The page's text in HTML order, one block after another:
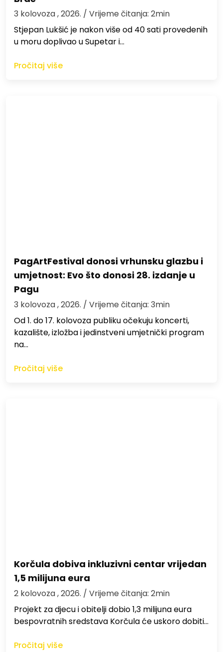
3 kolovoza , 2026. / Vrijeme čitanja: 2min
St​jepan Lukšić je nakon više od 40 sati provedenih
u moru doplivao u Supetar i…
Pročitaj više
PagArtFestival donosi vrhunsku glazbu i
umjetnost: Evo što donosi 28. izdanje u
Pagu
3 kolovoza , 2026. / Vrijeme čitanja: 3min
Od 1. do 17. kolovoza publiku očekuju koncerti,
kazalište, izložba i jedinstveni umjetnički program
na…
Pročitaj više
Korčula dobiva inkluzivni centar vrijedan
1,5 milijuna eura
2 kolovoza , 2026. / Vrijeme čitanja: 2min
Projekt za djecu i obitelji dobio 1,3 milijuna eura
bespovratnih sredstava Korčula će uskoro dobiti…
Pročitaj više